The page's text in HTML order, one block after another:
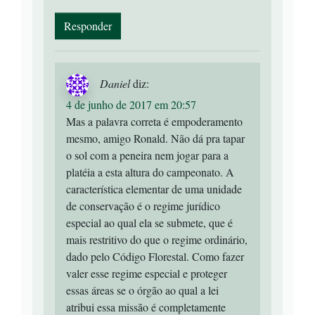
Responder
Danieldiz:
4 de junho de 2017 em 20:57
Mas a palavra correta é empoderamento
mesmo, amigo Ronald. Não dá pra tapar
o sol com a peneira nem jogar para a
platéia a esta altura do campeonato. A
característica elementar de uma unidade
de conservação é o regime jurídico
especial ao qual ela se submete, que é
mais restritivo do que o regime ordinário,
dado pelo Código Florestal. Como fazer
valer esse regime especial e proteger
essas áreas se o órgão ao qual a lei
atribui essa missão é completamente